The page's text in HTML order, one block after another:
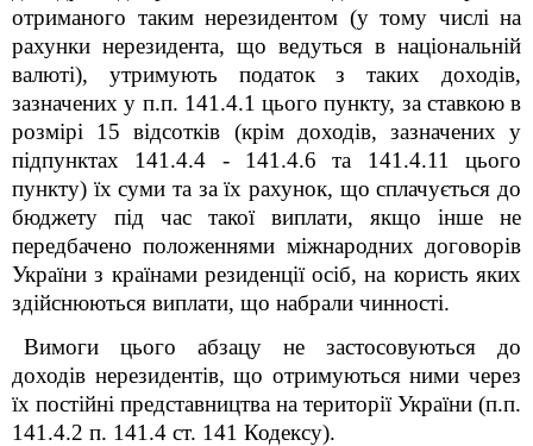
отриманого таким нерезидентом (у тому числі на
рахунки нерезидента, що ведуться в національній
валюті), утримують податок з таких доходів,
зазначених у п.п. 141.4.1 цього пункту, за ставкою в
розмірі 15 відсотків (крім доходів, зазначених у
підпунктах 141.4.4 - 141.4.6 та 141.4.11 цього
пункту) їх суми та за їх рахунок, що сплачується до
бюджету під час такої виплати, якщо інше не
передбачено положеннями міжнародних договорів
України з країнами резиденції осіб, на користь яких
здійснюються виплати, що набрали чинності.
Вимоги цього абзацу не застосовуються до
доходів нерезидентів, що отримуються ними через
їх постійні представництва на території України (п.п.
141.4.2 п. 141.4 ст. 141 Кодексу).